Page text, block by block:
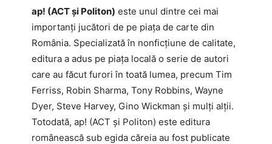
ap! (ACT și Politon) este unul dintre cei mai
importanți jucători de pe piața de carte din
România. Specializată în nonficțiune de calitate,
editura a adus pe piața locală o serie de autori
care au făcut furori în toată lumea, precum Tim
Ferriss, Robin Sharma, Tony Robbins, Wayne
Dyer, Steve Harvey, Gino Wickman și mulți alții.
Totodată, ap! (ACT și Politon) este editura
românească sub egida căreia au fost publicate